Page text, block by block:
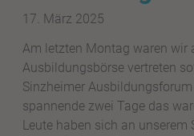
17. März 2025
Am letzten Montag waren wir
Ausbildungsbörse vertreten
Sinzheimer
spannende zwei Tage das
Leute haben sich an unserem